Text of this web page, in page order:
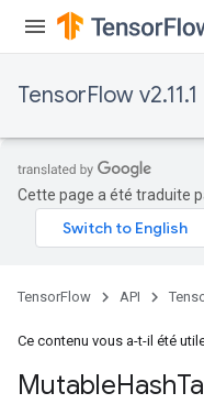
TensorFlow v2.11.1
Cette page a été traduite
TensorFlow API
Ce contenu vous a-t-il été
MutableHash